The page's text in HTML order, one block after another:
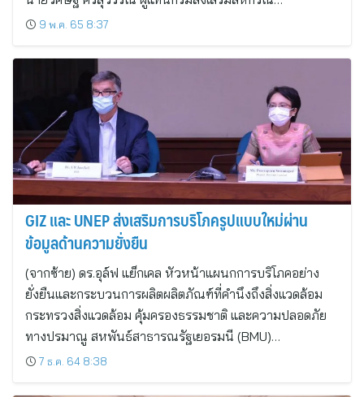
9 พ.ค. 65 8:37
GIZ และ UNEP ส่งเสริมการบริโภครูปแบบใหม่ผ่าน
ข้อมูลด้านความยั่งยืน
(จากซ้าย) ดร.อุล์ฟ แย็กเคล หัวหน้าแผนกการบริโภคอย่าง
ยั่งยืนและกระบวนการผลิตผลิตภัณฑ์ที่คำนึงถึงสิ่งแวดล้อม
กระทรวงสิ่งแวดล้อม คุ้มครองธรรมชาติ และความปลอดภัย
ทางปรมาณู สหพันธ์สาธารณรัฐเยอรมนี (BMU)…
7 ธ.ค. 64 8:38